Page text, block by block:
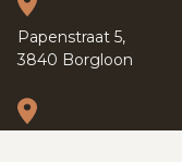
Papenstraat 5,
3840 Borgloon